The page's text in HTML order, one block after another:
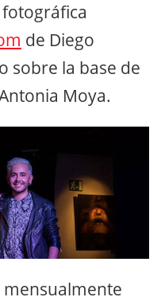
de Diego
sobre la base de
Moya.
mensualmente